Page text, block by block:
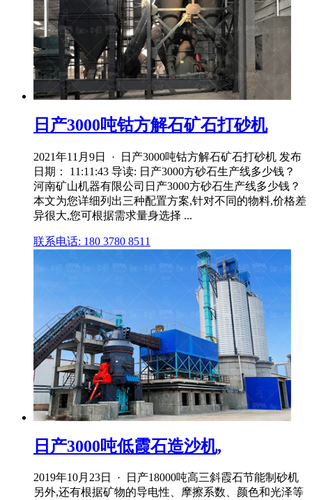
日产3000吨钴方解石矿石打砂机
2021年11月9日 · 日产3000吨钴方解石矿石打砂机 发布
日期： 11:11:43 导读: 日产3000方砂石生产线多少钱？
河南矿山机器有限公司日产3000方砂石生产线多少钱？
本文为您详细列出三种配置方案,针对不同的物料,价格差
异很大,您可根据需求量身选择 ...
联系电话: 180 3780 8511
日产3000吨低霞石造沙机,
2019年10月23日 · 日产18000吨高三斜霞石节能制砂机
另外,还有根据矿物的导电性、摩擦系数、颜色和光泽等